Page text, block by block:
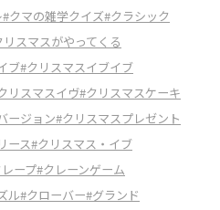
#クマの雑学クイズ#クラシック
リスマスがやってくる
ブ#クリスマスイブイブ
リスマスイヴ#クリスマスケーキ
ージョン#クリスマスプレゼント
ース#クリスマス・イブ
ープ#クレーンゲーム
ル#クローバー#グランド